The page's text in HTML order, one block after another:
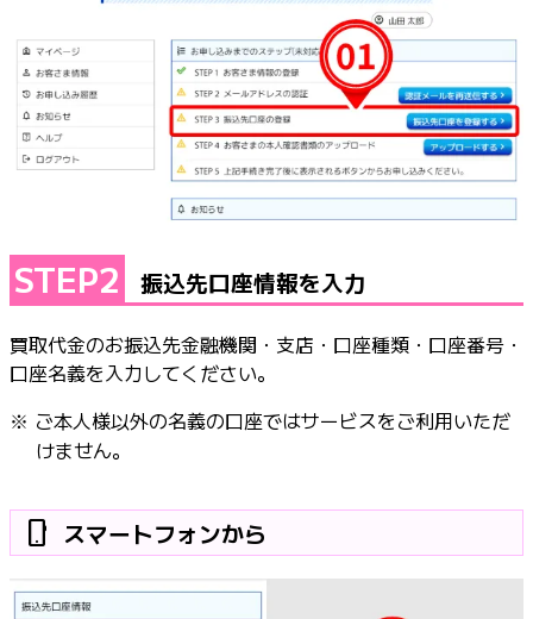
STEP2 振込先口座情報を入力
買取代金のお振込先金融機関・支店・口座種類・口座番号・
口座名義を入力してください。
※ ご本人様以外の名義の口座ではサービスをご利用いただ
けません。
phone_android スマートフォンから